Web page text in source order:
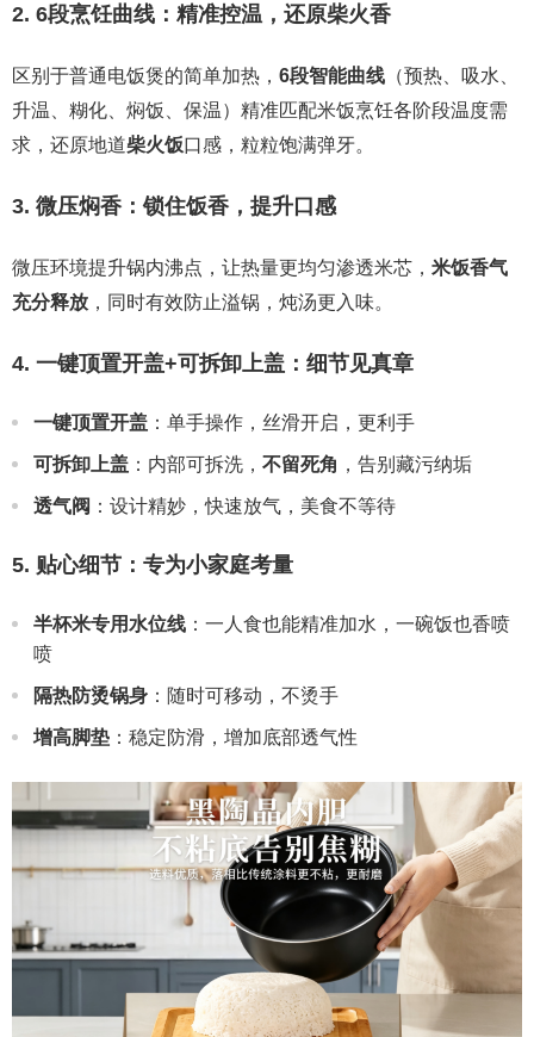
2. 6段烹饪曲线：精准控温，还原柴火香
区别于普通电饭煲的简单加热， 6段智能曲线 （预热、吸水、
升温、糊化、焖饭、保温）精准匹配米饭烹饪各阶段温度需
求，还原地道柴火饭口感，粒粒饱满弹牙。
3. 微压焖香：锁住饭香，提升口感
微压环境提升锅内沸点，让热量更均匀渗透米芯， 米饭香气
充分释放 ，同时有效防止溢锅，炖汤更入味。
4. 一键顶置开盖+可拆卸上盖：细节见真章
一键顶置开盖 ：单手操作，丝滑开启，更利手
可拆卸上盖 ：内部可拆洗， 不留死角 ，告别藏污纳垢
透气阀 ：设计精妙，快速放气，美食不等待
5. 贴心细节：专为小家庭考量
半杯米专用水位线 ：一人食也能精准加水，一碗饭也香喷
喷
隔热防烫锅身 ：随时可移动，不烫手
增高脚垫 ：稳定防滑，增加底部透气性